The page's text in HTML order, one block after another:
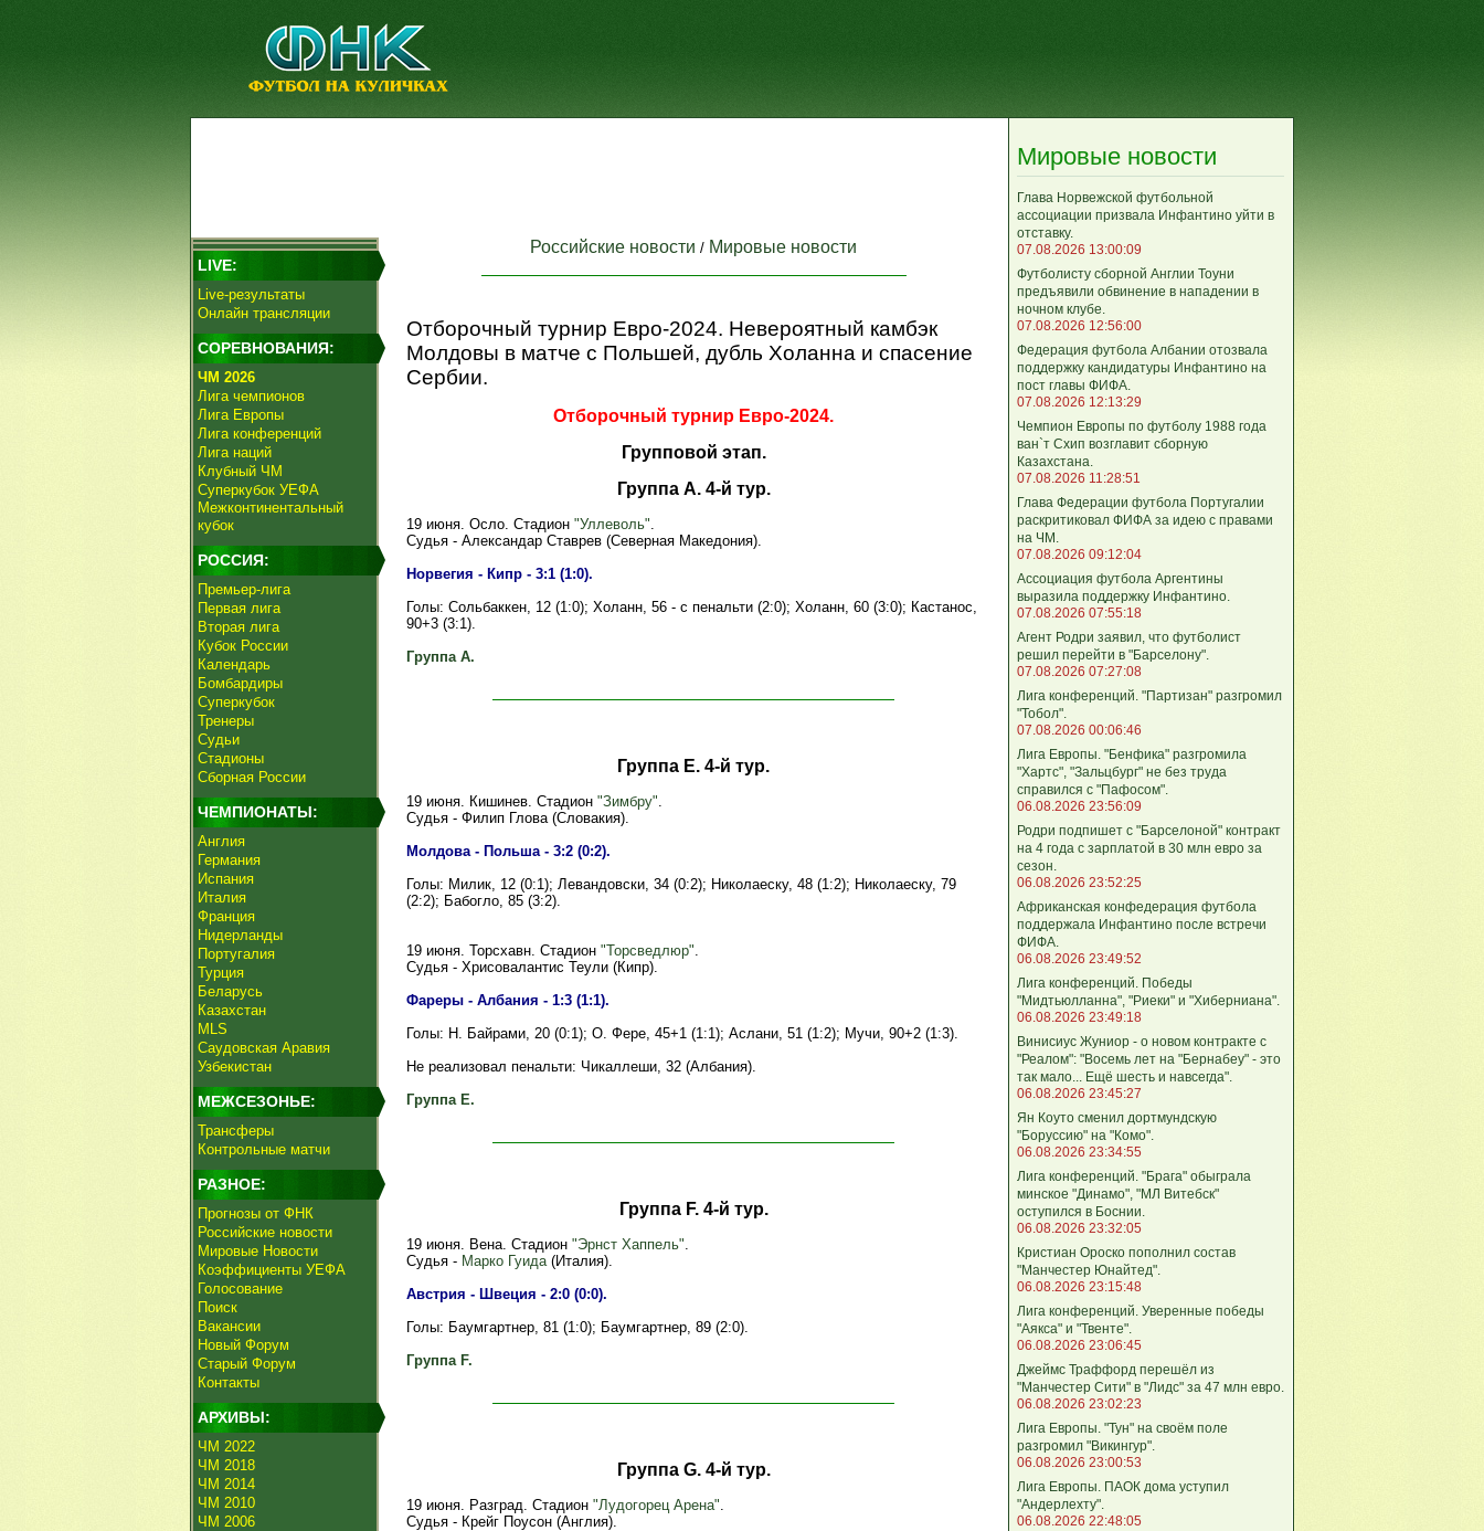
LIVE:
Live-результаты
Онлайн трансляции
СОРЕВНОВАНИЯ:
ЧМ 2026
Лига чемпионов
Лига Европы
Лига конференций
Лига наций
Клубный ЧМ
Суперкубок УЕФА
Межконтинентальный
кубок
РОССИЯ:
Премьер-лига
Первая лига
Вторая лига
Кубок России
Календарь
Бомбардиры
Суперкубок
Тренеры
Судьи
Стадионы
Сборная России
ЧЕМПИОНАТЫ:
Англия
Германия
Испания
Италия
Франция
Нидерланды
Португалия
Турция
Беларусь
Казахстан
MLS
Саудовская Аравия
Узбекистан
МЕЖСЕЗОНЬЕ:
Трансферы
Контрольные матчи
РАЗНОЕ:
Прогнозы от ФНК
Российские новости
Мировые Новости
Коэффициенты УЕФА
Голосование
Поиск
Вакансии
Новый Форум
Старый Форум
Контакты
АРХИВЫ:
ЧМ 2022
ЧМ 2018
ЧМ 2014
ЧМ 2010
ЧМ 2006
Российские новости / Мировые новости
Отборочный турнир Евро-2024. Невероятный камбэк
Молдовы в матче с Польшей, дубль Холанна и спасение
Сербии.
Отборочный турнир Евро-2024.
Групповой этап.
Группа A. 4-й тур.
19 июня. Осло. Стадион "Уллеволь".
Судья - Александар Ставрев (Северная Македония).
Норвегия - Кипр - 3:1 (1:0).
Голы: Сольбаккен, 12 (1:0); Холанн, 56 - с пенальти (2:0); Холанн, 60 (3:0); Кастанос,
90+3 (3:1).
Группа A.
Группа E. 4-й тур.
19 июня. Кишинев. Стадион "Зимбру".
Судья - Филип Глова (Словакия).
Молдова - Польша - 3:2 (0:2).
Голы: Милик, 12 (0:1); Левандовски, 34 (0:2); Николаеску, 48 (1:2); Николаеску, 79
(2:2); Бабогло, 85 (3:2).
19 июня. Торсхавн. Стадион "Торсведлюр".
Судья - Хрисовалантис Теули (Кипр).
Фареры - Албания - 1:3 (1:1).
Голы: Н. Байрами, 20 (0:1); О. Фере, 45+1 (1:1); Аслани, 51 (1:2); Мучи, 90+2 (1:3).
Не реализовал пенальти: Чикаллеши, 32 (Албания).
Группа E.
Группа F. 4-й тур.
19 июня. Вена. Стадион "Эрнст Хаппель".
Судья - Марко Гуида(Италия).
Австрия - Швеция - 2:0 (0:0).
Голы: Баумгартнер, 81 (1:0); Баумгартнер, 89 (2:0).
Группа F.
Группа G. 4-й тур.
19 июня. Разград. Стадион "Лудогорец Арена".
Судья - Крейг Поусон (Англия).
Мировые новости
Глава Норвежской футбольной
ассоциации призвала Инфантино уйти в
отставку.
07.08.2026 13:00:09
Футболисту сборной Англии Тоуни
предъявили обвинение в нападении в
ночном клубе.
07.08.2026 12:56:00
Федерация футбола Албании отозвала
поддержку кандидатуры Инфантино на
пост главы ФИФА.
07.08.2026 12:13:29
Чемпион Европы по футболу 1988 года
ван`т Схип возглавит сборную
Казахстана.
07.08.2026 11:28:51
Глава Федерации футбола Португалии
раскритиковал ФИФА за идею с правами
на ЧМ.
07.08.2026 09:12:04
Ассоциация футбола Аргентины
выразила поддержку Инфантино.
07.08.2026 07:55:18
Агент Родри заявил, что футболист
решил перейти в "Барселону".
07.08.2026 07:27:08
Лига кoнференций. "Партизан" разгромил
"Тобол".
07.08.2026 00:06:46
Лига Европы. "Бенфика" разгромила
"Хартс", "Зальцбург" не без труда
справился с "Пафосом".
06.08.2026 23:56:09
Родри подпишет с "Барселоной" контракт
на 4 года с зарплатой в 30 млн евро за
сезон.
06.08.2026 23:52:25
Африканская конфедерация футбола
поддержала Инфантино после встречи
ФИФА.
06.08.2026 23:49:52
Лига кoнференций. Победы
"Мидтьюлланна", "Риеки" и "Хиберниана".
06.08.2026 23:49:18
Винисиус Жуниор - о новом контракте с
"Реалом": "Восемь лет на "Бернабеу" - это
так мало... Ещё шесть и навсегда".
06.08.2026 23:45:27
Ян Коуто сменил дортмундскую
"Боруссию" на "Комо".
06.08.2026 23:34:55
Лига кoнференций. "Брага" обыграла
минское "Динамо", "МЛ Витебск"
оступился в Боснии.
06.08.2026 23:32:05
Кристиан Ороско пополнил состав
"Манчестер Юнайтед".
06.08.2026 23:15:48
Лига кoнференций. Уверенные победы
"Аякса" и "Твенте".
06.08.2026 23:06:45
Джеймс Траффорд перешёл из
"Манчестер Сити" в "Лидс" за 47 млн евро.
06.08.2026 23:02:23
Лига Европы. "Тун" на своём поле
разгромил "Викингур".
06.08.2026 23:00:53
Лига Европы. ПАОК дома уступил
"Андерлехту".
06.08.2026 22:48:05